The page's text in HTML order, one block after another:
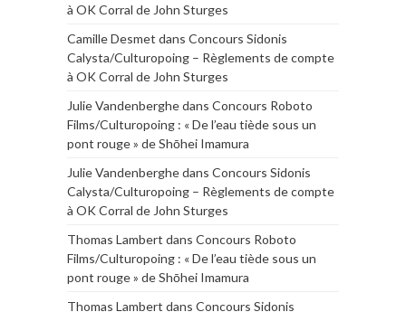
à OK Corral de John Sturges
Camille Desmet dans Concours Sidonis
Calysta/Culturopoing – Règlements de compte
à OK Corral de John Sturges
Julie Vandenberghedans Concours Roboto
Films/Culturopoing : « De l’eau tiède sous un
pont rouge » de Shōhei Imamura
Julie Vandenberghedans Concours Sidonis
Calysta/Culturopoing – Règlements de compte
à OK Corral de John Sturges
Thomas Lambert dans Concours Roboto
Films/Culturopoing : « De l’eau tiède sous un
pont rouge » de Shōhei Imamura
Thomas Lambert dans Concours Sidonis